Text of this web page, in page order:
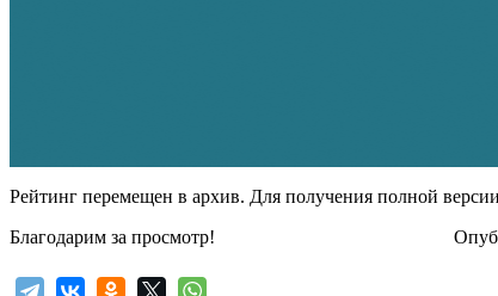
Рейтинг перемещен в архив. Для получения полной
Благодарим за просмотр!